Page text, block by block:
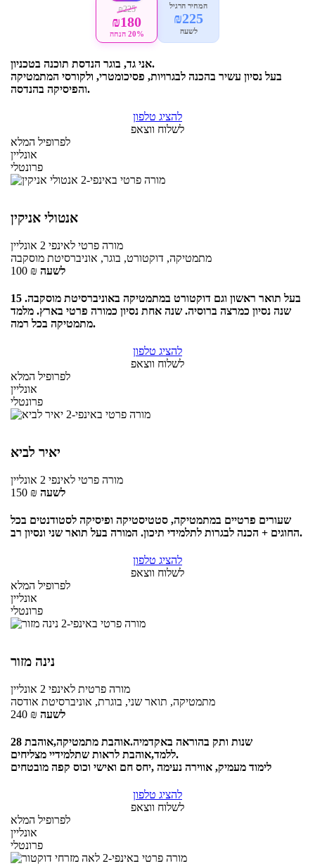
המחיר הרגיל
₪225
לשעה
₪225
₪180
20% הנחה
אני גד, בוגר הנדסת תוכנה בטכניון.
בעל נסיון עשיר בהכנה לבגרויות, פסיכומטרי, ולקורסי המתמטיקה
והפיסיקה בהנדסה.
להציג טלפון
לשלוח ווצאפ
לפרופיל המלא
אונליין
פרונטלי
אנטולי אניקין
מורה פרטי לאינפי 2
אונליין
מתמטיקה, דוקטורט, בוגר, אוניברסיטת מוסקבה
100 ₪ לשעה
בעל תואר ראשון וגם דוקטורט במתמטיקה באוניברסיטת מוסקבה. 15
שנה נסיון כמרצה ברוסיה. שנה אחת נסיון כמורה פרטי בארץ. מלמד
מתמטיקה בכל רמה.
להציג טלפון
לשלוח ווצאפ
לפרופיל המלא
אונליין
פרונטלי
יאיר לביא
מורה פרטי לאינפי 2
אונליין
150 ₪ לשעה
שעורים פרטיים במתמטיקה, סטטיסטיקה ופיסיקה לסטודנטים בכל
החוגים + הכנה לבגרות לתלמידי תיכון. המורה בעל תואר שני ונסיון רב.
להציג טלפון
לשלוח ווצאפ
לפרופיל המלא
אונליין
פרונטלי
נינה מזור
מורה פרטית לאינפי 2
אונליין
מתמטיקה, תואר שני, בוגרת, אוניברסיטת אודסה
240 ₪ לשעה
28 שנות ותק בהוראה באקדמיה.אוהבת מתמטיקה,אוהבת
ללמד,אוהבת לראות שתלמידיי מצליחים.
לימוד מעמיק, אווירה נעימה ,יחס חם ואישי וכוס קפה מובטחים
להציג טלפון
לשלוח ווצאפ
לפרופיל המלא
אונליין
פרונטלי